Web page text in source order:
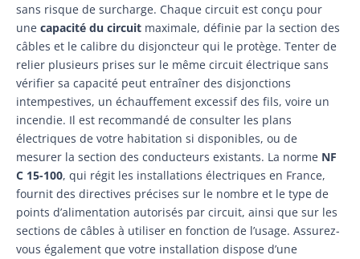
sans risque de surcharge. Chaque circuit est conçu pour
une capacité du circuit maximale, définie par la section des
câbles et le calibre du disjoncteur qui le protège. Tenter de
relier plusieurs prises sur le même circuit électrique sans
vérifier sa capacité peut entraîner des disjonctions
intempestives, un échauffement excessif des fils, voire un
incendie. Il est recommandé de consulter les plans
électriques de votre habitation si disponibles, ou de
mesurer la section des conducteurs existants. La norme NF
C 15-100, qui régit les installations électriques en France,
fournit des directives précises sur le nombre et le type de
points d’alimentation autorisés par circuit, ainsi que sur les
sections de câbles à utiliser en fonction de l’usage. Assurez-
vous également que votre installation dispose d’une